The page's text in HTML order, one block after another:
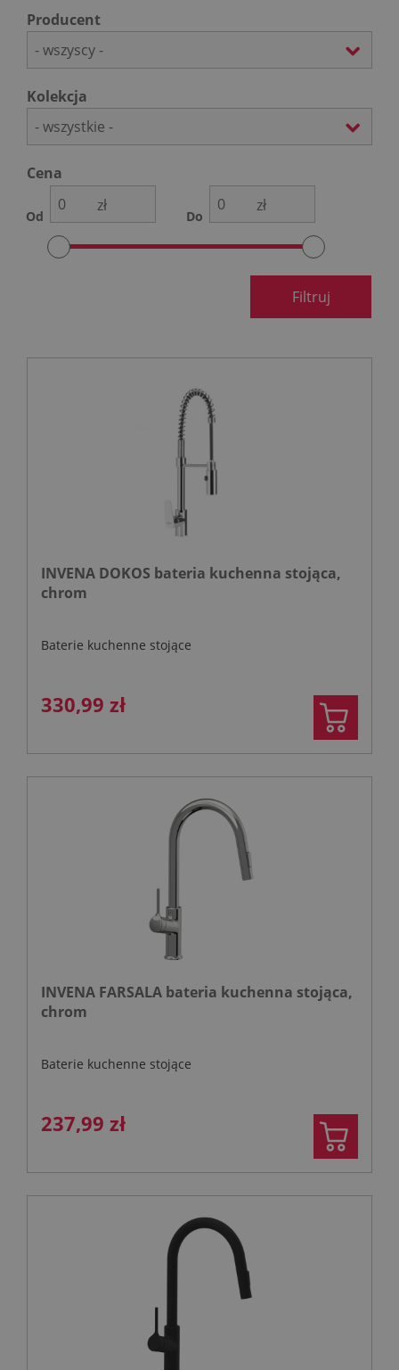
Producent
- wszyscy -
Kolekcja
- wszystkie -
Cena
Od
zł
Do
zł
Filtruj
INVENA DOKOS bateria kuchenna stojąca,
chrom
Baterie kuchenne stojące
330,99 zł
INVENA FARSALA bateria kuchenna stojąca,
chrom
Baterie kuchenne stojące
237,99 zł